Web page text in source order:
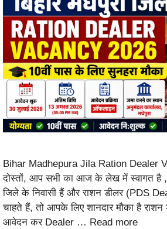
Bihar Madhepura Jila Ration Dealer
दोस्तों, आप सभी का आज के लेख में स्वागत है ,
जिले के निवासी हैं और राशन डीलर (PDS
चाहते हैं, तो आपके लिए शानदार मौका है
आवेदन कर Dealer … Read more